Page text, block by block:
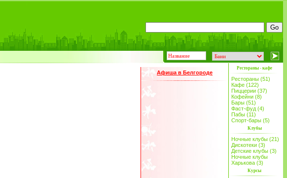
Афиша в Белгороде
Рестораны - кафе
Рестораны (51)
Кафе (122)
Пиццерии (37)
Кофейни (8)
Бары (51)
Фаст-фуд (4)
Пабы (11)
Спорт-бары (5)
Клубы
Ночные клубы (21)
Дискотеки (3)
Детские клубы (3)
Ночные клубы
Харькова (3)
Курсы